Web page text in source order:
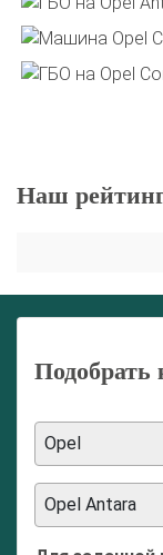
Наш
Подобрать
Opel
Opel Antara